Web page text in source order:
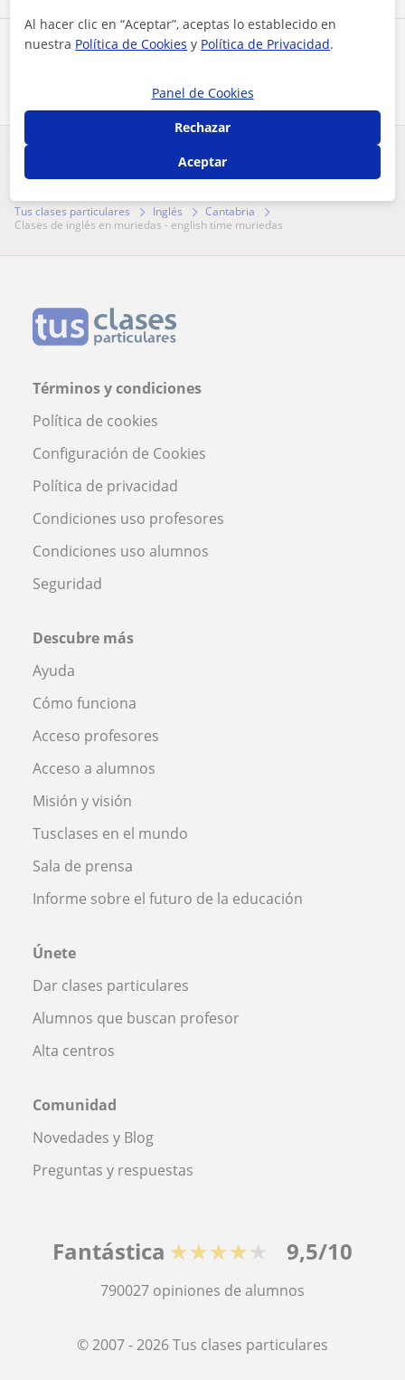
Comparte a este profesor
¿Hay algún error en este perfil?
Tus clases particulares Inglés
Cantabria
clases de inglés en muriedas - english time muriedas
Términos y condiciones
Política de cookies
Configuración de Cookies
Política de privacidad
Condiciones uso profesores
Condiciones uso alumnos
Seguridad
Descubre más
Ayuda
Cómo funciona
Acceso profesores
Acceso a alumnos
Misión y visión
Tusclases en el mundo
Sala de prensa
Informe sobre el futuro de la educación
Únete
Dar clases particulares
Alumnos que buscan profesor
Alta centros
Comunidad
Novedades y Blog
Preguntas y respuestas
Fantástica ★★★★★ 9,5/10
790027 opiniones de alumnos
© 2007 - 2026 Tus clases particulares
Al hacer clic en “Aceptar”, aceptas lo establecido en
nuestra Política de Cookies y Política de Privacidad.
Panel de Cookies
Rechazar
Aceptar